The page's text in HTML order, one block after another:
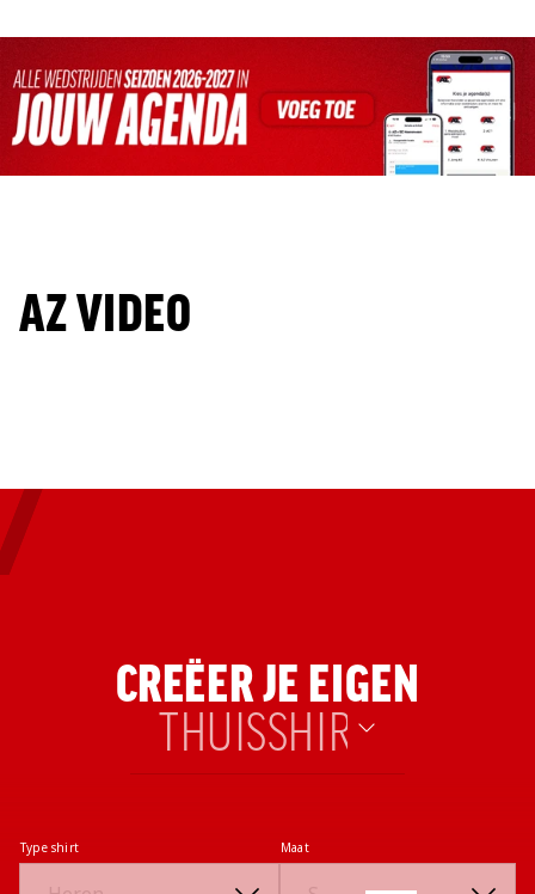
AZ VIDEO
CREËER JE EIGEN
Speler
Type shirt Maat